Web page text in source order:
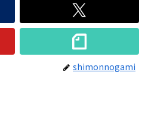
shimonnogami